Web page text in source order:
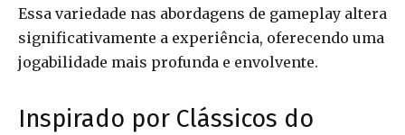
Essa variedade nas abordagens de gameplay altera
significativamente a experiência, oferecendo uma
jogabilidade mais profunda e envolvente.
Inspirado por Clássicos do